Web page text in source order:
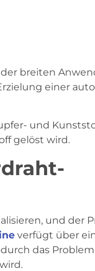
breiten
einer
und
gelöst wird.
und der
verfügt über
das